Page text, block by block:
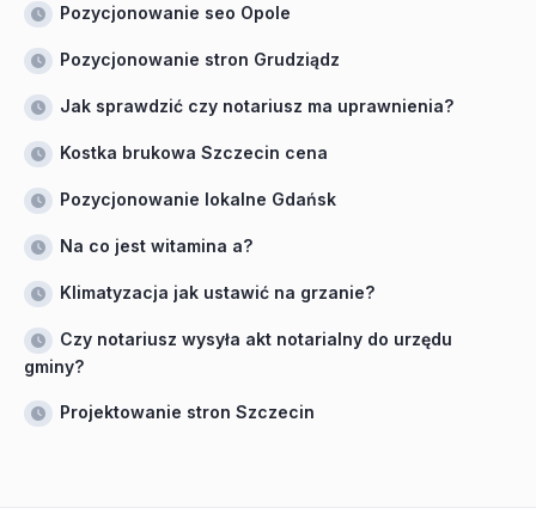
Pozycjonowanie seo Opole
Pozycjonowanie stron Grudziądz
Jak sprawdzić czy notariusz ma uprawnienia?
Kostka brukowa Szczecin cena
Pozycjonowanie lokalne Gdańsk
Na co jest witamina a?
Klimatyzacja jak ustawić na grzanie?
Czy notariusz wysyła akt notarialny do urzędu
gminy?
Projektowanie stron Szczecin